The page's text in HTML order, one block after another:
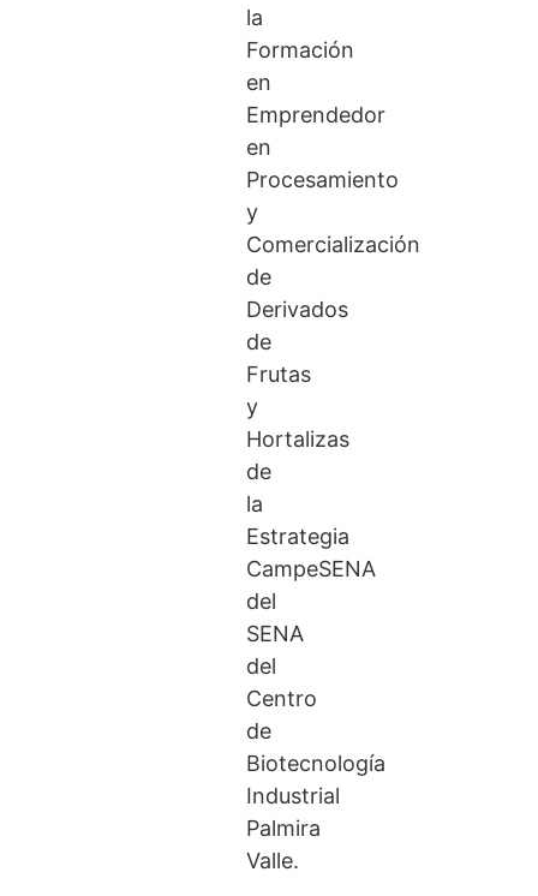
la
Formación
en
Emprendedor
en
Procesamiento
y
Comercialización
de
Derivados
de
Frutas
y
Hortalizas
de
la
Estrategia
CampeSENA
del
SENA
del
Centro
de
Biotecnología
Industrial
Palmira
Valle.